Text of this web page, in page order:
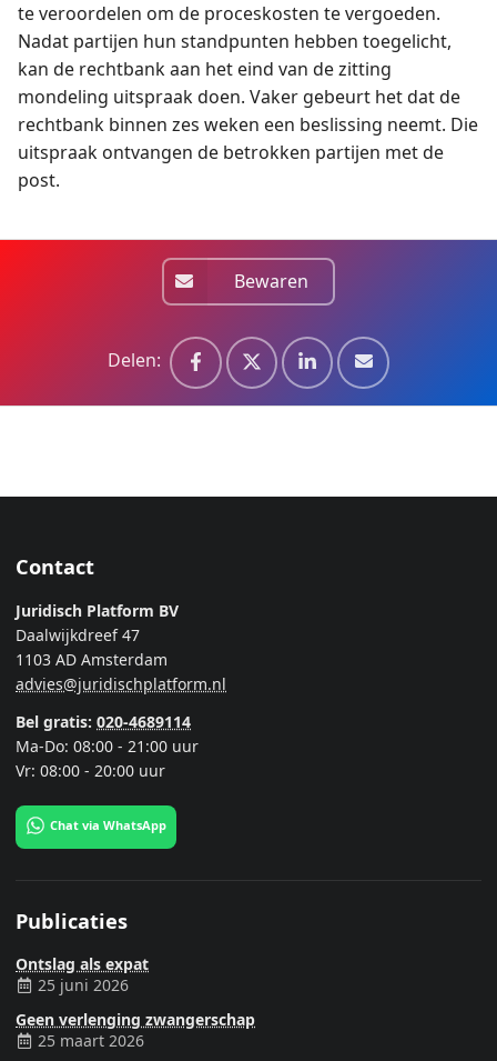
te veroordelen om de proceskosten te vergoeden.
Nadat partijen hun standpunten hebben toegelicht,
kan de rechtbank aan het eind van de zitting
mondeling uitspraak doen. Vaker gebeurt het dat de
rechtbank binnen zes weken een beslissing neemt. Die
uitspraak ontvangen de betrokken partijen met de
post.
Bewaren
Delen:
Contact
Juridisch Platform BV
Daalwijkdreef 47
1103 AD Amsterdam
advies@juridischplatform.nl
Bel gratis: 020-4689114
Ma-Do: 08:00 - 21:00 uur
Vr: 08:00 - 20:00 uur
Chat via WhatsApp
Publicaties
Ontslag als expat
25 juni 2026
Geen verlenging zwangerschap
25 maart 2026